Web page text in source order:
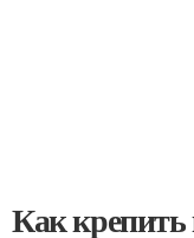
Как крепить